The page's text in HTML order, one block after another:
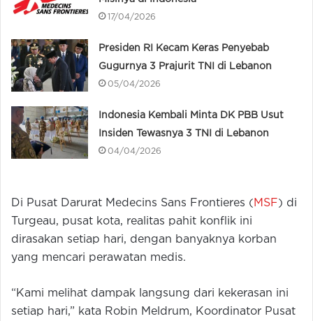
17/04/2026
Presiden RI Kecam Keras Penyebab
Gugurnya 3 Prajurit TNI di Lebanon
05/04/2026
Indonesia Kembali Minta DK PBB Usut
Insiden Tewasnya 3 TNI di Lebanon
04/04/2026
Di Pusat Darurat Medecins Sans Frontieres ( MSF) di
Turgeau, pusat kota, realitas pahit konflik ini
dirasakan setiap hari, dengan banyaknya korban
yang mencari perawatan medis.
“Kami melihat dampak langsung dari kekerasan ini
setiap hari,” kata Robin Meldrum, Koordinator Pusat